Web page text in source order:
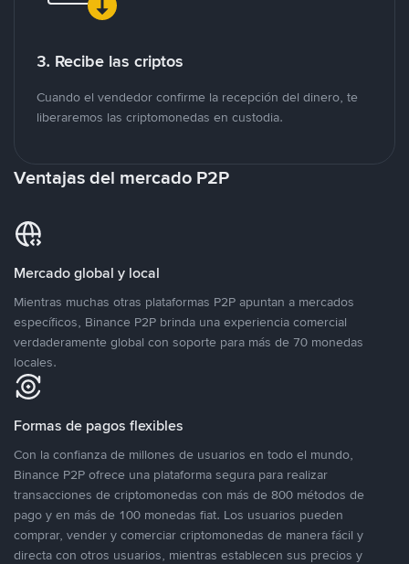
3. Recibe las criptos
Cuando el vendedor confirme la recepción del dinero, te
liberaremos las criptomonedas en custodia.
Ventajas del mercado P2P
Mercado global y local
Mientras muchas otras plataformas P2P apuntan a mercados
específicos, Binance P2P brinda una experiencia comercial
verdaderamente global con soporte para más de 70 monedas
locales.
Formas de pagos flexibles
Con la confianza de millones de usuarios en todo el mundo,
Binance P2P ofrece una plataforma segura para realizar
transacciones de criptomonedas con más de 800 métodos de
pago y en más de 100 monedas fiat. Los usuarios pueden
comprar, vender y comerciar criptomonedas de manera fácil y
directa con otros usuarios, mientras establecen sus precios y